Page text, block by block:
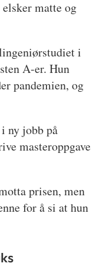
matte og
i
A-er. Hun
pandemien, og
ny jobb på
masteroppgave
prisen, men
for å si at hun